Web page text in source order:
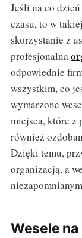
Jeśli na co
czasu, to w
skorzystanie z
profesjonalna
odpowiednie
wszystkim, co
wymarzone
miejsca, które z
również
Dzięki temu,
organizacją, a
Wesele